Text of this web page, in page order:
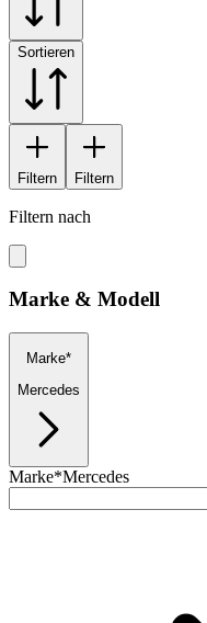
Sortieren
Filtern Filtern
Filtern nach
Marke & Modell
Marke*
Mercedes
Marke*Mercedes